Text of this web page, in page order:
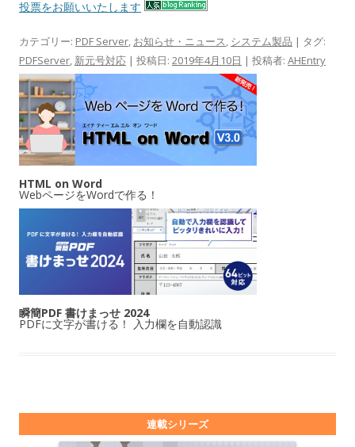
投票をお願いいたします
カテゴリー: PDF Server, お知らせ・ニュース, システム製品 | タグ:
PDFServer, 新元号対応 | 投稿日: 2019年4月10日 | 投稿者: AHEntry
HTML on Word
WebページをWordで作る！
瞬簡PDF 書けまっせ 2024
PDFに文字が書ける！ 入力欄を自動認識
連載シリーズ